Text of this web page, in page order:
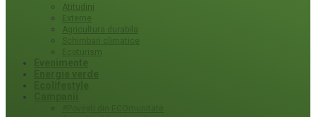
Atitudini
Externe
Agricultura durabila
Schimbari climatice
Ecoturism